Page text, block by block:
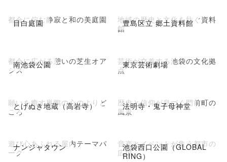
目白庭園
都会に佇む静寂と和の美庭園 豊島区立 郷土資料館
地域の歴史と文化を紡ぐ資料
館
南池袋公園
都会に広がる憩いの芝生オア
シス
東京芸術劇場
芸術が交差する池袋の文化拠
点
とげぬき地蔵（高岩寺）
願いを癒す巣鴨の心のよりど
ころ
法明寺・鬼子母神堂
歴史と信仰が息づく門前町の
風景
ナンジャタウン
遊び心あふれる屋内テーマパ
ーク
池袋西口公園（GLOBAL
RING）
音楽とイベントが集う都市の
広場